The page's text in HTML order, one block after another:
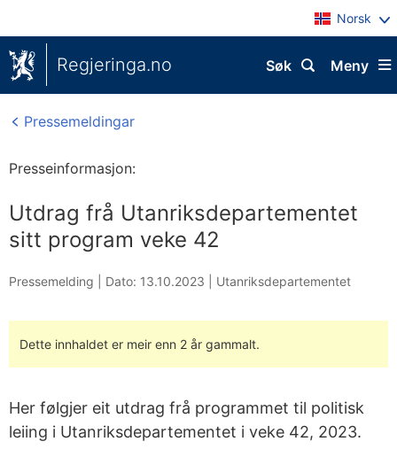
Norsk
Regjeringa.no Meny
Søk
Pressemeldingar
Presseinformasjon:
Utdrag frå Utanriksdepartementet
sitt program veke 42
Pressemelding | Dato: 13.10.2023 Utanriksdepartementet
Dette innhaldet er meir enn 2 år gammalt.
Her følgjer eit utdrag frå programmet til politisk
leiing i Utanriksdepartementet i veke 42, 2023.